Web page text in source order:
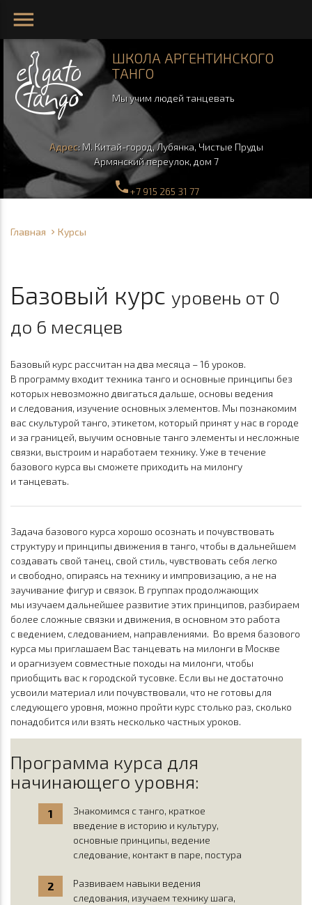
menu
ШКОЛА АРГЕНТИНСКОГО
ТАНГО
Мы учим людей танцевать
Адрес: М. Китай-город,Лубянка, Чистые Пруды
Армянский переулок, дом 7
phone+7 915 265 31 77
Главная Курсы
Базовый курс уровень от 0
до 6 месяцев
Базовый курс рассчитан на два месяца – 16 уроков.
В программу входит техника танго и основные принципы без
которых невозможно двигаться дальше, основы ведения
и следования, изучение основных элементов. Мы познакомим
вас скультурой танго, этикетом, который принят у нас в городе
и за границей, выучим основные танго элементы и несложные
связки, выстроим и наработаем технику. Уже в течение
базового курса вы сможете приходить на милонгу
и танцевать.
Задача базового курса хорошо осознать и почувствовать
структуру и принципы движения в танго, чтобы в дальнейшем
создавать свой танец, свой стиль, чувствовать себя легко
и свободно, опираясь на технику и импровизацию, а не на
заучивание фигур и связок. В группах продолжающих
мы изучаем дальнейшее развитие этих принципов, разбираем
более сложные связки и движения, в основном это работа
с ведением, следованием, направлениями. Во время базового
курса мы приглашаем Вас танцевать на милонги в Москве
и орагнизуем совместные походы на милонги, чтобы
приобщить вас к городской тусовке. Если вы не достаточно
усвоили материал или почувствовали, что не готовы для
следующего уровня, можно пройти курс столько раз, сколько
понадобится или взять несколько частных уроков.
Программа курса для
начинающего уровня:
Знакомимся с танго, краткое
введение в историю и культуру,
основные принципы, ведение
следование, контакт в паре, постура
Развиваем навыки ведения
следования, изучаем технику шага,